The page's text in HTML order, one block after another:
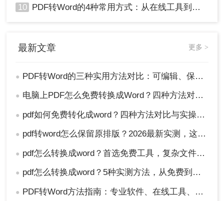
10 PDF转Word的4种常用方式：从在线工具到桌面软件全梳理！
最新文章 更多 >
● PDF转Word的三种实用方法对比：可编辑、保格式、避风险！
● 电脑上PDF怎么免费转换成Word？四种方法对比与实操指南（附详细表格）!
● pdf如何免费转化成word？四种方法对比与实操指南（附详细表格）
● pdf转word怎么保留原排版？2026最新实测，这5种方法从免费到专业全搞定！
● pdf怎么转换成word？首选免费工具，复杂文件再上专业软件！
● pdf怎么转换成word？5种实测方法，从免费到专业全攻略！
● PDF转Word方法指南：专业软件、在线工具、Word内置与改后缀名4种方案对比！